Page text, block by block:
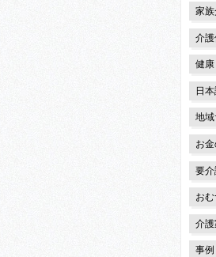
家
介
健康
日
地
お金
要
お
介
事例